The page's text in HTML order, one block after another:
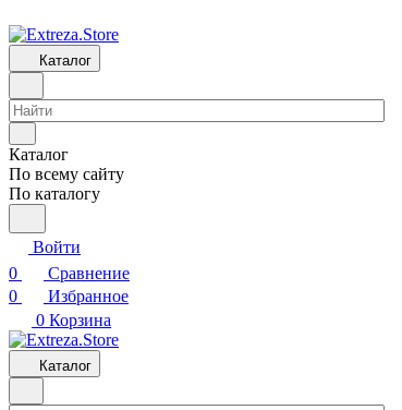
Каталог
Каталог
По всему сайту
По каталогу
Войти
0
Сравнение
0
Избранное
0 Корзина
Каталог